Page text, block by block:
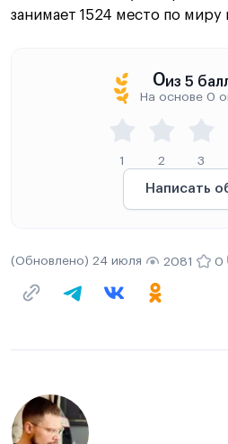
занимает 1524 место по миру
1 2 3
0из 5
На основе 0
Написать
(Обновлено) 24 июля 2081 0